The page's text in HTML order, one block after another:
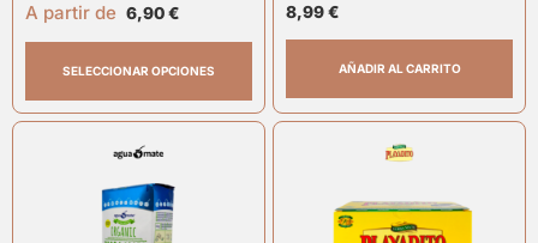
A partir de 6,90€
SELECCIONAR OPCIONES
8,99€
AÑADIR AL CARRITO